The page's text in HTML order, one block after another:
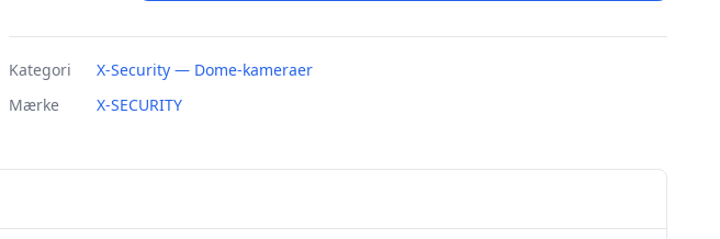
Kategori
X-Security — Dome-kameraer
Mærke
X-SECURITY